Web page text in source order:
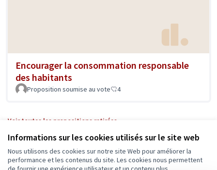
Informations sur les cookies utilisés sur le site web
Nous utilisons des cookies sur notre site Web pour améliorer la
performance et les contenus du site. Les cookies nous permettent
Encourager la consommation responsable
des habitants
Proposition soumise au vote 4
Voir toutes les propositions retirées
Conditions d'utilisation
Paramètres des cookies